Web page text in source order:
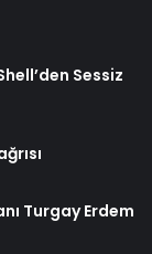
Sessiz
Turgay Erdem